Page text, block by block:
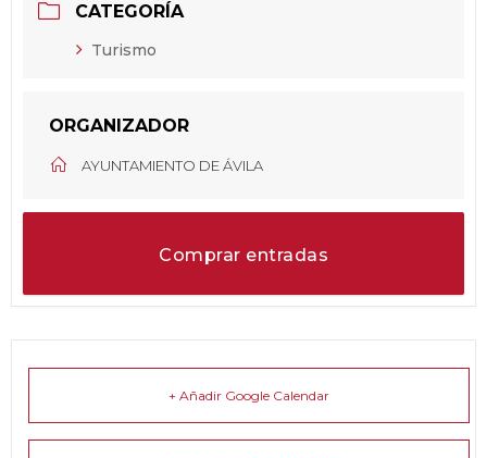
CATEGORÍA
Turismo
ORGANIZADOR
AYUNTAMIENTO DE ÁVILA
Comprar entradas
+ Añadir Google Calendar